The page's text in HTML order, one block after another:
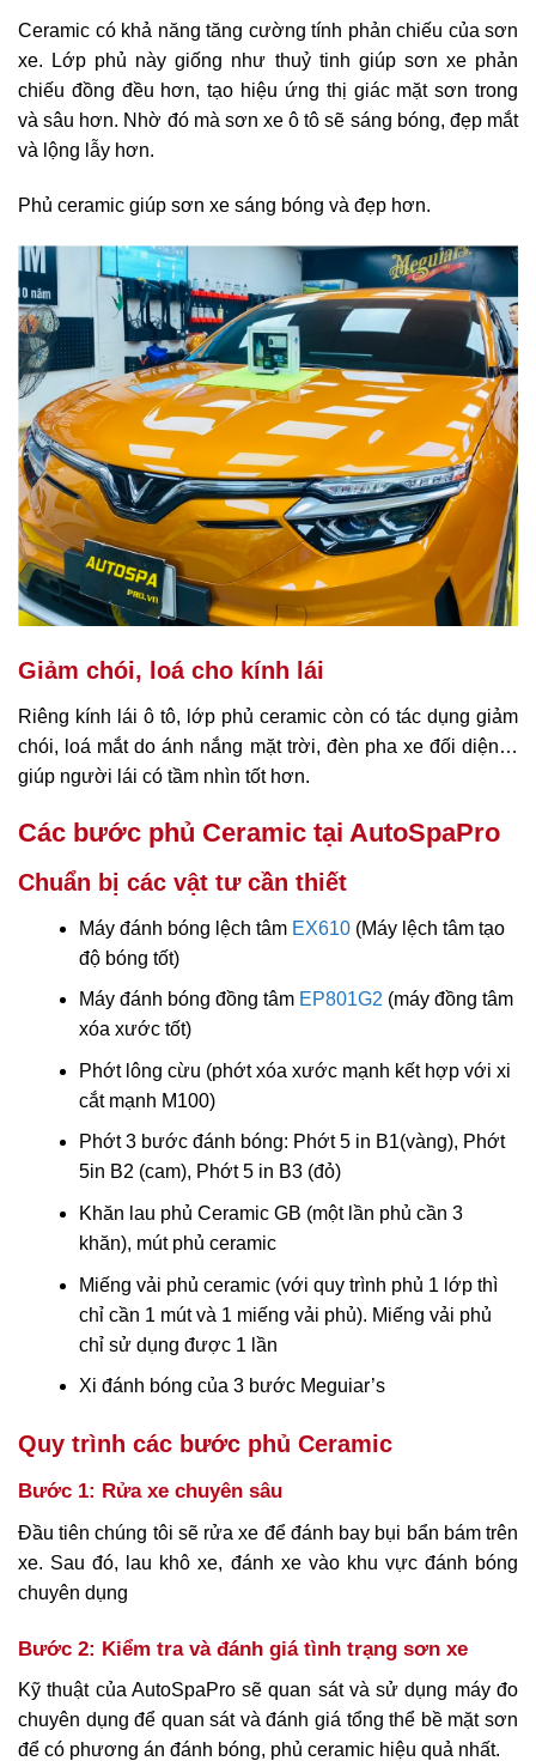
Ceramic có khả năng tăng cường tính phản chiếu của sơn
xe. Lớp phủ này giống như thuỷ tinh giúp sơn xe phản
chiếu đồng đều hơn, tạo hiệu ứng thị giác mặt sơn trong
và sâu hơn. Nhờ đó mà sơn xe ô tô sẽ sáng bóng, đẹp mắt
và lộng lẫy hơn.
Phủ ceramic giúp sơn xe sáng bóng và đẹp hơn.
Giảm chói, loá cho kính lái
Riêng kính lái ô tô, lớp phủ ceramic còn có tác dụng giảm
chói, loá mắt do ánh nắng mặt trời, đèn pha xe đối diện…
giúp người lái có tầm nhìn tốt hơn.
Các bước phủ Ceramic tại AutoSpaPro
Chuẩn bị các vật tư cần thiết
Máy đánh bóng lệch tâm EX610(Máy lệch tâm tạo
độ bóng tốt)
Máy đánh bóng đồng tâm EP801G2 (máy đồng tâm
xóa xước tốt)
Phớt lông cừu (phớt xóa xước mạnh kết hợp với xi
cắt mạnh M100)
Phớt 3 bước đánh bóng: Phớt 5 in B1(vàng), Phớt
5in B2 (cam), Phớt 5 in B3 (đỏ)
Khăn lau phủ Ceramic GB (một lần phủ cần 3
khăn), mút phủ ceramic
Miếng vải phủ ceramic (với quy trình phủ 1 lớp thì
chỉ cần 1 mút và 1 miếng vải phủ). Miếng vải phủ
chỉ sử dụng được 1 lần
Xi đánh bóng của 3 bước Meguiar’s
Quy trình các bước phủ Ceramic
Bước 1: Rửa xe chuyên sâu
Đầu tiên chúng tôi sẽ rửa xe để đánh bay bụi bẩn bám trên
xe. Sau đó, lau khô xe, đánh xe vào khu vực đánh bóng
chuyên dụng
Bước 2: Kiểm tra và đánh giá tình trạng sơn xe
Kỹ thuật của AutoSpaPro sẽ quan sát và sử dụng máy đo
chuyên dụng để quan sát và đánh giá tổng thể bề mặt sơn
để có phương án đánh bóng, phủ ceramic hiệu quả nhất.